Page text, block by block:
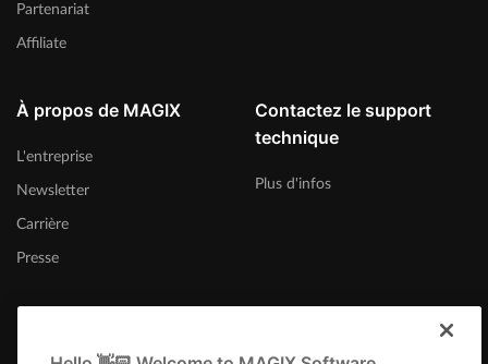
Partenariat
Affiliate
À propos de MAGIX
L'entreprise
Newsletter
Carrière
Presse
Contactez le support
technique
Plus d'infos